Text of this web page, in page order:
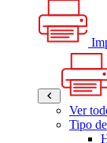
Ver
Tipo